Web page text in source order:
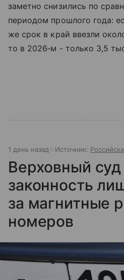
заметно снизились по
периодом прошлого года:
же срок в край ввезли
то в 2026‑м - только 3,5
1 день назад Источник:
Верховный
законность
за магнитные
номеров